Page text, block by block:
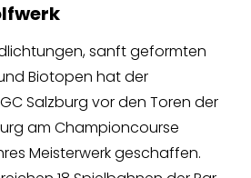
sanft geformten
Biotopen hat der
Salzburg vor den Toren der
am Championcourse
Meisterwerk geschaffen.